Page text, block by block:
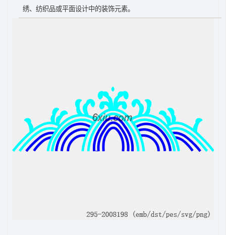
绣、纺织品或平面设计中的装饰元素。